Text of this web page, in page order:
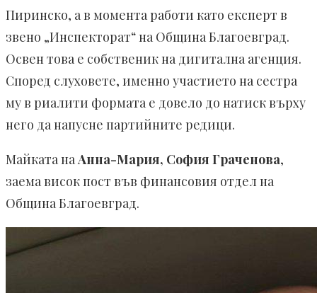
Пиринско, а в момента работи като експерт в
звено „Инспекторат“ на Община Благоевград.
Освен това е собственик на дигитална агенция.
Според слуховете, именно участието на сестра
му в риалити формата е довело до натиск върху
него да напусне партийните редици.
Майката наАнна-Мария, София Граченова,
заема висок пост във финансовия отдел на
Община Благоевград.